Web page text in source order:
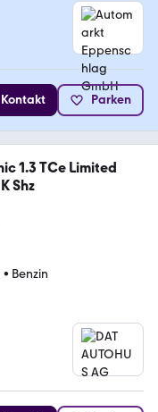
Kontakt Parken
1.3 TCe Limited
Shz
• Benzin